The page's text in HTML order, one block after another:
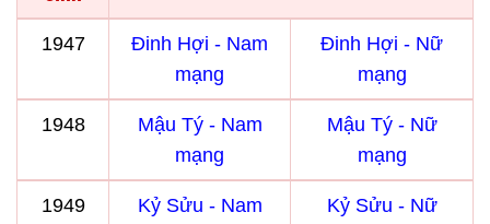
1947
Đinh Hợi - Nam
mạng
Đinh Hợi - Nữ
mạng
1948
Mậu Tý - Nam
mạng
Mậu Tý - Nữ
mạng
1949
Kỷ Sửu - Nam
Kỷ Sửu - Nữ